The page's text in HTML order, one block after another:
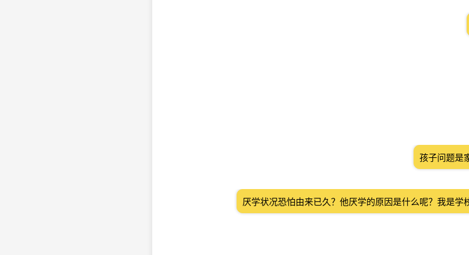
孩子问题是
厌学状况恐怕由来已久？他厌学的原因是什么呢？我是学